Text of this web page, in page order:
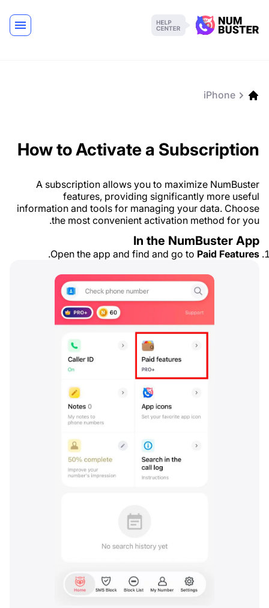
iPhone
How to Activate a Subscription
A subscription allows you to maximize NumBuster
features, providing significantly more useful
information and tools for managing your data. Choose
the most convenient activation method for you.
In the NumBuster App
Open the app and find and go to Paid Features
.